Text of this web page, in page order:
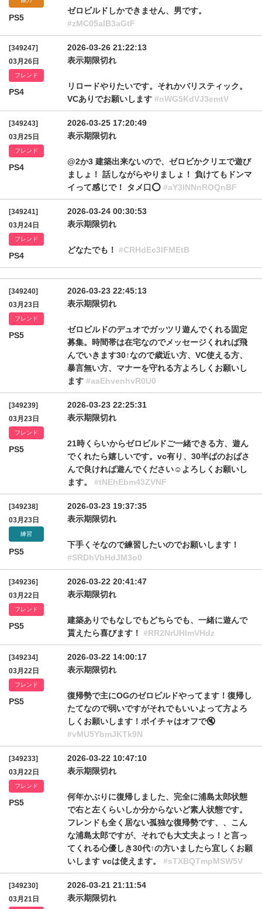
PS5
ゼロビルドしかできません、男です。
#zMC05alB3aGtF
[349247]
03月26日
フレンド
PS4
2026-03-26 21:22:13
表示期限切れ
リロードやりたいです。それかバリスティック。
VCありでお願いします #nWG5KdVJ3emtV
[349243]
03月25日
フレンド
PS4
2026-03-25 17:20:49
表示期限切れ
@2か3 建築出来ないので、ゼロビかクリエで遊び
ましょ！ 話しながらやりましょ！ 負けてもドンマ
イって感じで！ タメ口⭕️ #aY3lNNnROQnBF
[349241]
03月24日
フレンド
PS4
2026-03-24 00:30:53
表示期限切れ
どなたでも！ #CRHdEc3lFMEtB
[349240]
03月23日
フレンド
PS5
2026-03-23 22:45:13
表示期限切れ
ゼロビルドのデュオでガッツリ遊んでくれる固定
募集。時間帯は在宅なのでメッセージくれれば飛
んでいきます30↑なので歳近い方、VC使える方、
暴言無い方、マナーを守れる方よろしくお願いし
ます #aaEhvenhvR0U0
[349239]
03月23日
フレンド
PS5
2026-03-23 22:25:31
表示期限切れ
21時くらいからゼロビルドご一緒できる方、遊ん
でくれたら嬉しいです。vc有り、30半ばのおばさ
んで良ければ遊んでください☺︎よろしくお願いし
ます。 #tNEhEbm43ZVNF
[349238]
03月23日
練習
PS5
2026-03-23 19:37:35
表示期限切れ
下手くそなので練習したいのでお願いします！
#SRDhVbHdJM3o0
[349236]
03月22日
フレンド
PS5
2026-03-22 20:41:47
表示期限切れ
建築ありでもなしでもどちらでも、一緒に遊んで
貰えたら喜びます！ #RR2NrUHlmVHdz
[349234]
03月22日
フレンド
PS5
2026-03-22 14:00:17
表示期限切れ
復帰勢で主にOGのゼロビルドやってます！復帰し
たてなので弱いですがそれでもいいよって方よろ
しくお願いします！ボイチャはオフで🔇
#vMU5YbmJKTk9N
[349233]
03月22日
フレンド
PS5
2026-03-22 10:47:10
表示期限切れ
何年かぶりに復帰しました、完全に浦島太郎状態
で右と左くらいしか分からないど素人状態です。
フレンドも全く居ない孤独な復帰勢です、、こん
な浦島太郎ですが、それでも大丈夫よっ！と言っ
てくれる心優しき30代↑の方いましたら宜しくお願
いします vcは使えます。 #sTXBQTmpMSW5V
[349230]
03月21日
2026-03-21 21:11:54
表示期限切れ